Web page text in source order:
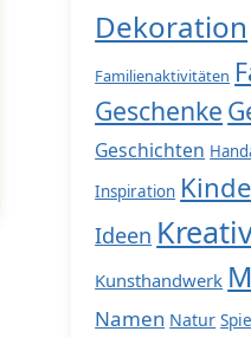
Dekoration
Familienaktivitäten
Geschenke
Geschichten
Inspiration
Ideen
Kunsthandwerk
Namen Natur